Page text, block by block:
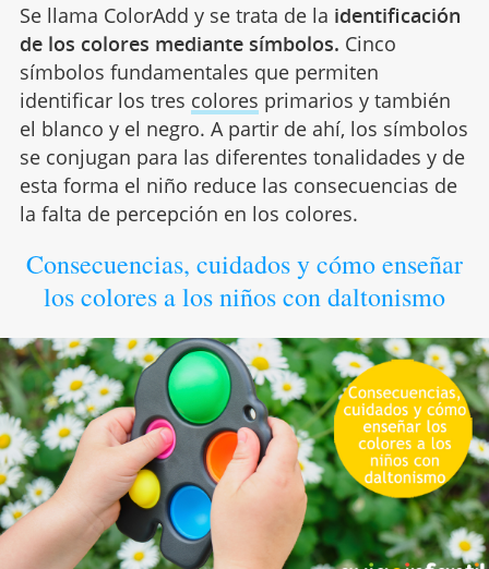
Se llama ColorAdd y se trata de la identificación
de los colores mediante símbolos. Cinco
símbolos fundamentales que permiten
identificar los tres colores primarios y también
el blanco y el negro. A partir de ahí, los símbolos
se conjugan para las diferentes tonalidades y de
esta forma el niño reduce las consecuencias de
la falta de percepción en los colores.
Consecuencias, cuidados y cómo enseñar
los colores a los niños con daltonismo